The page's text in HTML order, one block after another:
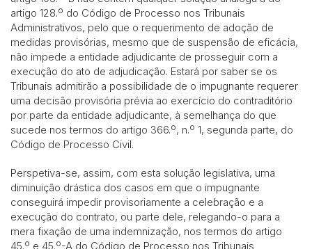
artigo 128.º do Código de Processo nos Tribunais
Administrativos, pelo que o requerimento de adoção de
medidas provisórias, mesmo que de suspensão de eficácia,
não impede a entidade adjudicante de prosseguir com a
execução do ato de adjudicação. Estará por saber se os
Tribunais admitirão a possibilidade de o impugnante requerer
uma decisão provisória prévia ao exercício do contraditório
por parte da entidade adjudicante, à semelhança do que
sucede nos termos do artigo 366.º, n.º 1, segunda parte, do
Código de Processo Civil.
Perspetiva-se, assim, com esta solução legislativa, uma
diminuição drástica dos casos em que o impugnante
conseguirá impedir provisoriamente a celebração e a
execução do contrato, ou parte dele, relegando-o para a
mera fixação de uma indemnização, nos termos do artigo
45.º e 45.º-A do Código de Processo nos Tribunais